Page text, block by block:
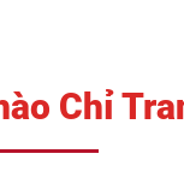
Chỉ